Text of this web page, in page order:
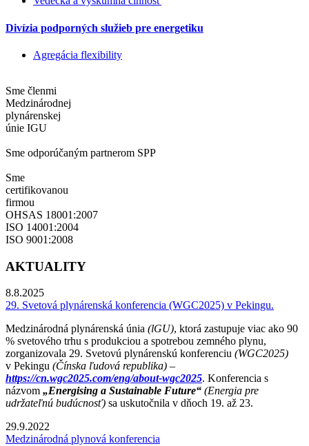
Divízia podporných služieb pre energetiku
Agregácia flexibility
Sme členmi
Medzinárodnej
plynárenskej
únie IGU
Sme odporúčaným partnerom SPP
Sme
certifikovanou
firmou
OHSAS 18001:2007
ISO 14001:2004
ISO 9001:2008
AKTUALITY
8.8.2025
29. Svetová plynárenská konferencia (WGC2025) v Pekingu.
Medzinárodná plynárenská únia (lGU), ktorá zastupuje viac ako 90
% svetového trhu s produkciou a spotrebou zemného plynu,
zorganizovala 29. Svetovú plynárenskú konferenciu (WGC2025)
v Pekingu (Čínska ľudová republika) –
https://cn.wgc2025.com/eng/about-wgc2025. Konferencia s
názvom „Energising a Sustainable Future“ (Energia pre
udržateľnú budúcnosť) sa uskutočnila v dňoch 19. až 23.
29.9.2022
Medzinárodná plynová konferencia